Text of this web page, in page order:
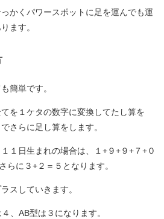
かくパワースポットに足を運んでも運
ます。
簡単です。
を１ケタの数字に変換してたし算を
さらに足し算をします。
１日生まれの場合は、１+９+９+７+０
らに３+２＝５となります。
スしていきます。
、AB型は３になります。